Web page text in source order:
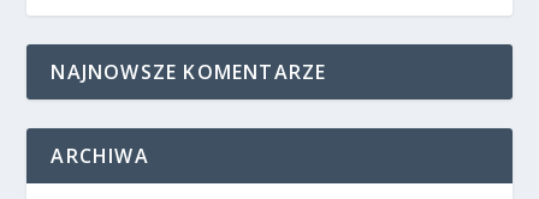
NAJNOWSZE KOMENTARZE
ARCHIWA